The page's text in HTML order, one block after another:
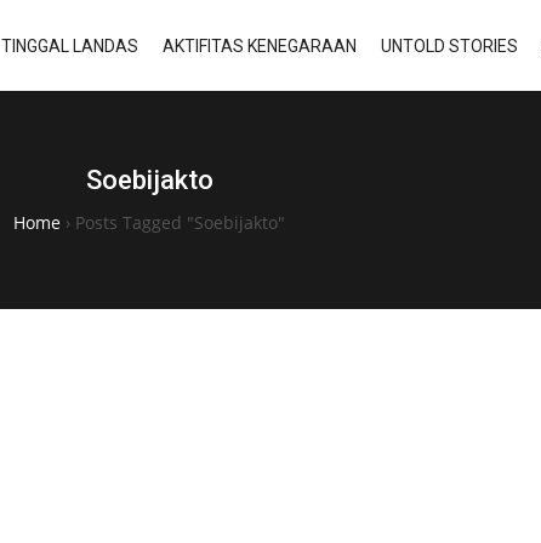
TINGGAL LANDAS AKTIFITAS KENEGARAAN UNTOLD STORIES
Soebijakto
Home › Posts Tagged "Soebijakto"